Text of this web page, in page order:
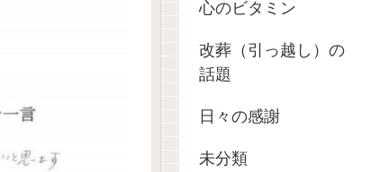
心のビタミン
改葬（引っ越し）の
話題
日々の感謝
未分類